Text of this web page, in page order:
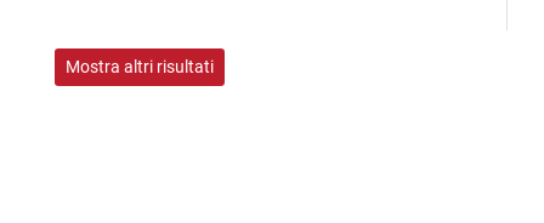
Mostra altri risultati